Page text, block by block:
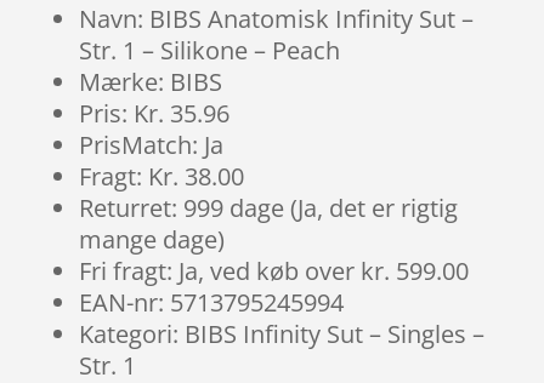
Navn: BIBS Anatomisk Infinity Sut –
Str. 1 – Silikone – Peach
Mærke: BIBS
Pris: Kr. 35.96
PrisMatch: Ja
Fragt: Kr. 38.00
Returret: 999 dage (Ja, det er rigtig
mange dage)
Fri fragt: Ja, ved køb over kr. 599.00
EAN-nr: 5713795245994
Kategori: BIBS Infinity Sut – Singles –
Str. 1